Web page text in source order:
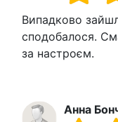
Випадково
сподобалося.
за настроєм.
Анна